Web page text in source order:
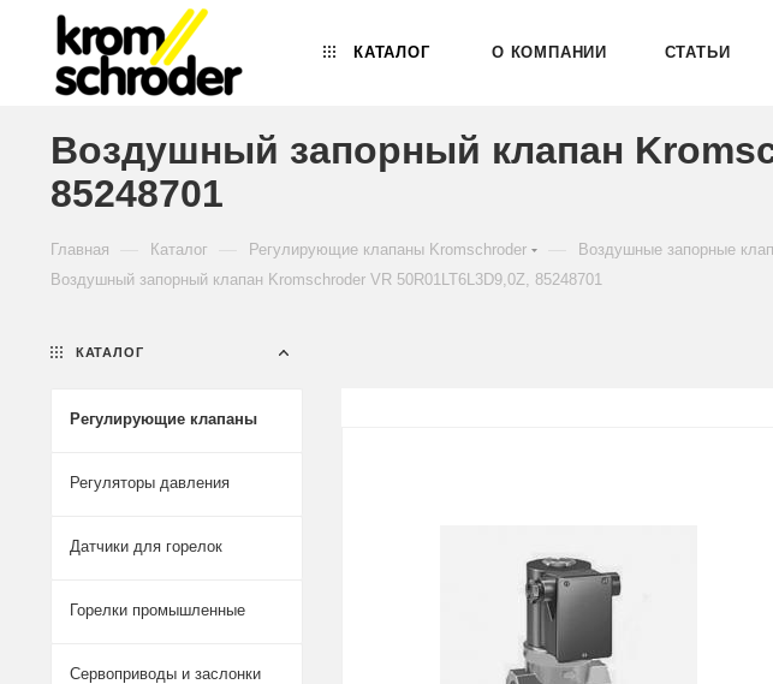
КАТАЛОГ О КОМПАНИИ СТАТЬИ
Воздушный запорный клапан
85248701
Главная Каталог Регулирующие клапаны Kromschroder Воздушные запорные
Воздушный запорный клапан Kromschroder VR 50R01LT6L3D9,0Z, 85248701
КАТАЛОГ
Регулирующие клапаны
Регуляторы давления
Датчики для горелок
Горелки промышленные
Сервоприводы и заслонки